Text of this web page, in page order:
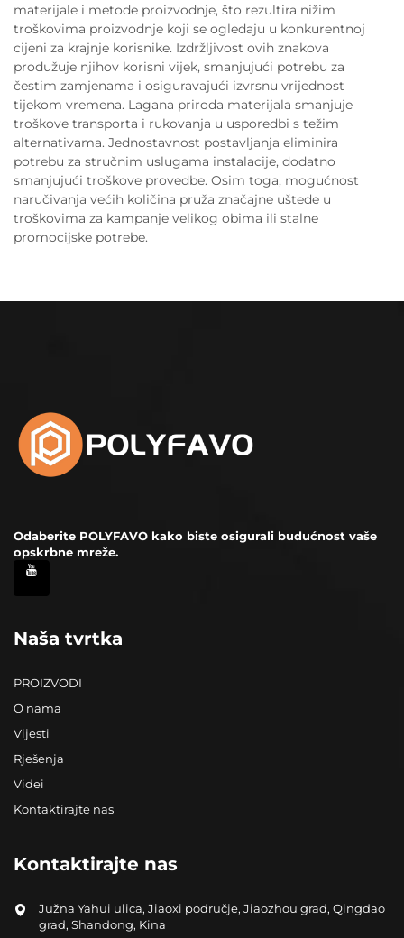
materijale i metode proizvodnje, što rezultira nižim
troškovima proizvodnje koji se ogledaju u konkurentnoj
cijeni za krajnje korisnike. Izdržljivost ovih znakova
produžuje njihov korisni vijek, smanjujući potrebu za
čestim zamjenama i osiguravajući izvrsnu vrijednost
tijekom vremena. Lagana priroda materijala smanjuje
troškove transporta i rukovanja u usporedbi s težim
alternativama. Jednostavnost postavljanja eliminira
potrebu za stručnim uslugama instalacije, dodatno
smanjujući troškove provedbe. Osim toga, mogućnost
naručivanja većih količina pruža značajne uštede u
troškovima za kampanje velikog obima ili stalne
promocijske potrebe.
Odaberite POLYFAVO kako biste osigurali budućnost vaše
opskrbne mreže.
Naša tvrtka
PROIZVODI
O nama
Vijesti
Rješenja
Videi
Kontaktirajte nas
Kontaktirajte nas
Južna Yahui ulica, Jiaoxi područje, Jiaozhou grad, Qingdao
grad, Shandong, Kina